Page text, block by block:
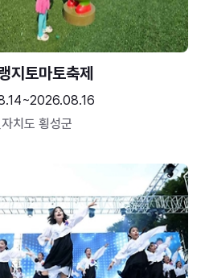
지토마토축제
치도 횡성군